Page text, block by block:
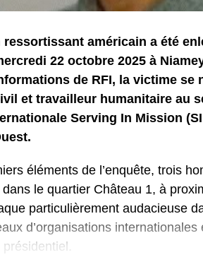
ressortissant américain a été
22 octobre 2025 à
de RFI, la victime se
et travailleur humanitaire au
Serving In Mission
éléments de l’enquête, trois
le quartier Château 1, à
particulièrement audacieuse
d’organisations